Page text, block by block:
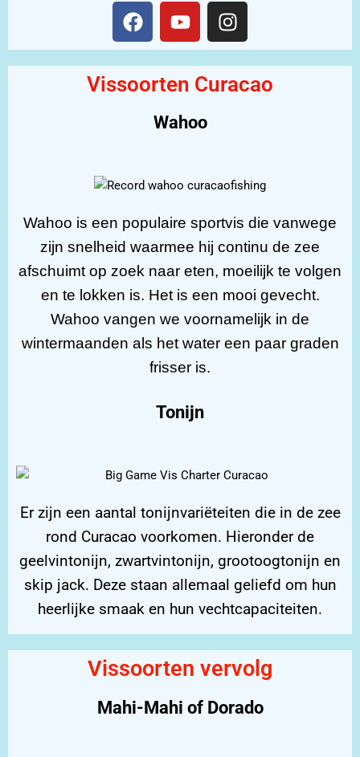
Vissoorten Curacao
Wahoo
Wahoo is een populaire sportvis die vanwege
zijn snelheid waarmee hij continu de zee
afschuimt op zoek naar eten, moeilijk te volgen
en te lokken is. Het is een mooi gevecht.
Wahoo vangen we voornamelijk in de
wintermaanden als het water een paar graden
frisser is.
Tonijn
Er zijn een aantal tonijnvariëteiten die in de zee
rond Curacao voorkomen. Hieronder de
geelvintonijn, zwartvintonijn, grootoogtonijn en
skip jack. Deze staan allemaal geliefd om hun
heerlijke smaak en hun vechtcapaciteiten.
Vissoorten vervolg
Mahi-Mahi of Dorado